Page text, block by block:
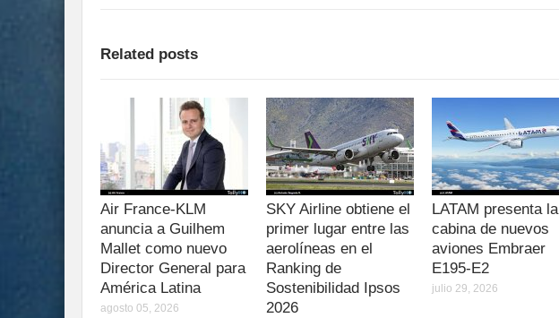
Related posts
Air France-KLM
anuncia a Guilhem
Mallet como nuevo
Director General para
América Latina
agosto 05, 2026
SKY Airline obtiene el
primer lugar entre las
aerolíneas en el
Ranking de
Sostenibilidad Ipsos
2026
LATAM presenta la
cabina de nuevos
aviones Embraer
E195-E2
julio 29, 2026